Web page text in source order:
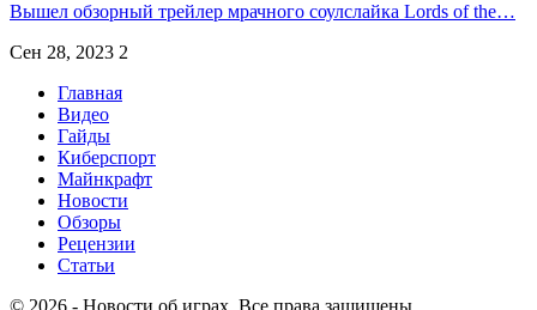
Вышел обзорный трейлер мрачного соулслайка Lords of the…
Сен 28, 2023 2
Главная
Видео
Гайды
Киберспорт
Майнкрафт
Новости
Обзоры
Рецензии
Статьи